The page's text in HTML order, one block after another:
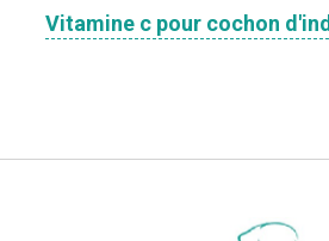
Vitamine c pour cochon